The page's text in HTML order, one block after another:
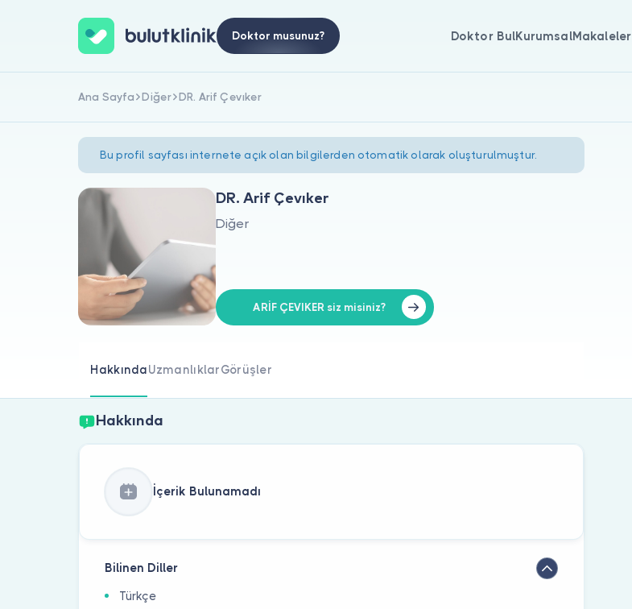
Doktor musunuz? Doktor BulKurumsalMakaleler
Ana Sayfa Diğer DR. Arif Çevıker
Bu profil sayfası internete açık olan bilgilerden otomatik olarak oluşturulmuştur.
DR. Arif Çevıker
Diğer
ARİF ÇEVIKER siz misiniz?
HakkındaUzmanlıklarGörüşler
Hakkında
İçerik Bulunamadı
Bilinen Diller
Türkçe